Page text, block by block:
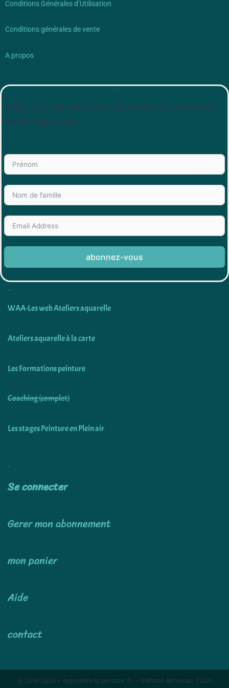
Conditions Générales d’Utilisation
Conditions générales de vente
A propos
Restez au courant des nonuveaux articles, des promotions,
des nouveaux cours…
abonnez-vous
WAA-Les web Ateliers aquarelle
Ateliers aquarelle à la carte
Les Formations peinture
Coaching (complet)
Les stages Peinture en Plein air
Se connecter
Gerer mon abonnement
mon panier
Aide
contact
@ 2016-2024 – Apprendre la peinture .fr – Editions Almeisan TOUS